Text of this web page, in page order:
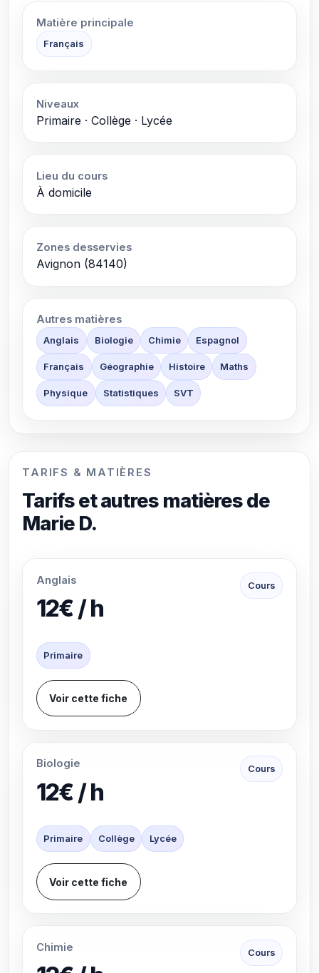
Matière principale
Français
Niveaux
Primaire · Collège · Lycée
Lieu du cours
À domicile
Zones desservies
Avignon (84140)
Autres matières
Anglais Biologie Chimie Espagnol
Français Géographie Histoire Maths
Physique Statistiques SVT
TARIFS & MATIÈRES
Tarifs et autres matières de
Marie D.
Anglais
12€ / h
Cours
Primaire
Voir cette fiche
Biologie
12€ / h
Cours
Primaire Collège Lycée
Voir cette fiche
Chimie Cours